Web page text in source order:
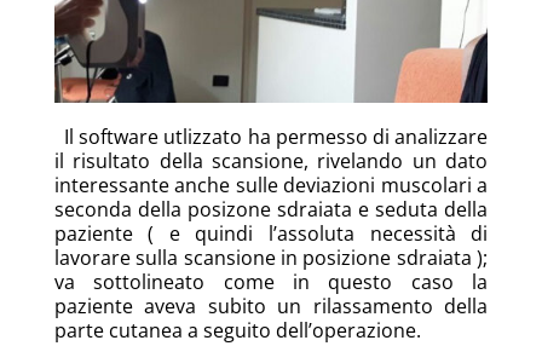
Il software utlizzato ha permesso di analizzare
il risultato della scansione, rivelando un dato
interessante anche sulle deviazioni muscolari a
seconda della posizone sdraiata e seduta della
paziente ( e quindi l’assoluta necessità di
lavorare sulla scansione in posizione sdraiata );
va sottolineato come in questo caso la
paziente aveva subito un rilassamento della
parte cutanea a seguito dell’operazione.